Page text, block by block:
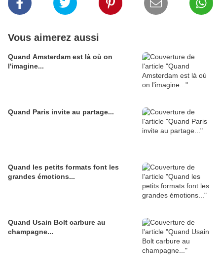
Vous aimerez aussi
Quand Amsterdam est là où on
l'imagine...
Quand Paris invite au partage...
Quand les petits formats font les
grandes émotions...
Quand Usain Bolt carbure au
champagne...